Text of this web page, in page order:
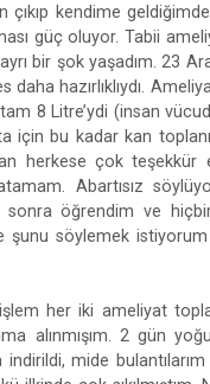
çıkıp kendime
güç oluyor. Tabii
bir şok yaşadım. 23
hazırlıklıydı.
8 Litre’ydi (insan
bu kadar kan
herkese çok teşekkür
Abartısız
sonra öğrendim ve
şunu söylemek
her iki ameliyat
alınmışım. 2 gün
mide bulantılarım